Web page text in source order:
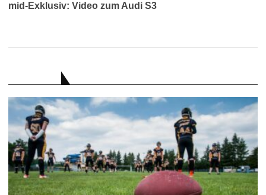
mid-Exklusiv: Video zum Audi S3